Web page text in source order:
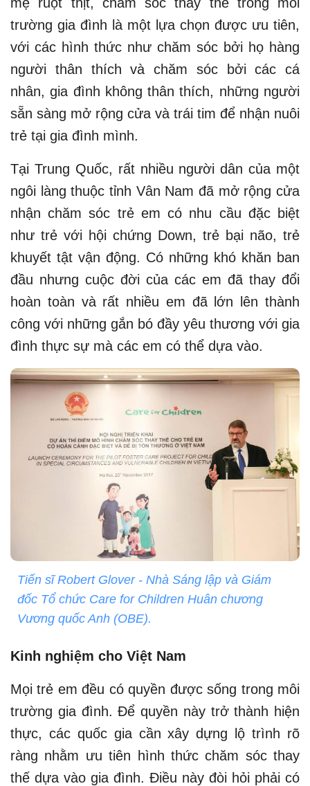
trường gia đình là một lựa chọn được ưu tiên,
với các hình thức như chăm sóc bởi họ hàng
người thân thích và chăm sóc bởi các cá
nhân, gia đình không thân thích, những người
sẵn sàng mở rộng cửa và trái tim để nhận nuôi
trẻ tại gia đình mình.
Tại Trung Quốc, rất nhiều người dân của một
ngôi làng thuộc tỉnh Vân Nam đã mở rộng cửa
nhận chăm sóc trẻ em có nhu cầu đặc biệt
như trẻ với hội chứng Down, trẻ bại não, trẻ
khuyết tật vận động. Có những khó khăn ban
đầu nhưng cuộc đời của các em đã thay đổi
hoàn toàn và rất nhiều em đã lớn lên thành
công với những gắn bó đầy yêu thương với gia
đình thực sự mà các em có thể dựa vào.
Tiến sĩ Robert Glover - Nhà Sáng lập và Giám
đốc Tổ chức Care for Children Huân chương
Vương quốc Anh (OBE).
Kinh nghiệm cho Việt Nam
Mọi trẻ em đều có quyền được sống trong môi
trường gia đình. Để quyền này trở thành hiện
thực, các quốc gia cần xây dựng lộ trình rõ
ràng nhằm ưu tiên hình thức chăm sóc thay
thế dựa vào gia đình. Điều này đòi hỏi phải có